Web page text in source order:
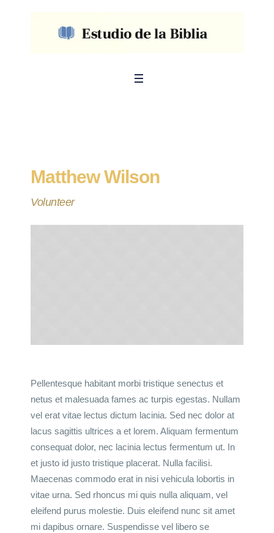
Matthew Wilson
Volunteer
Pellentesque habitant morbi tristique senectus et
netus et malesuada fames ac turpis egestas. Nullam
vel erat vitae lectus dictum lacinia. Sed nec dolor at
lacus sagittis ultrices a et lorem. Aliquam fermentum
consequat dolor, nec lacinia lectus fermentum ut. In
et justo id justo tristique placerat. Nulla facilisi.
Maecenas commodo erat in nisi vehicula lobortis in
vitae urna. Sed rhoncus mi quis nulla aliquam, vel
eleifend purus molestie. Duis eleifend nunc sit amet
mi dapibus ornare. Suspendisse vel libero se